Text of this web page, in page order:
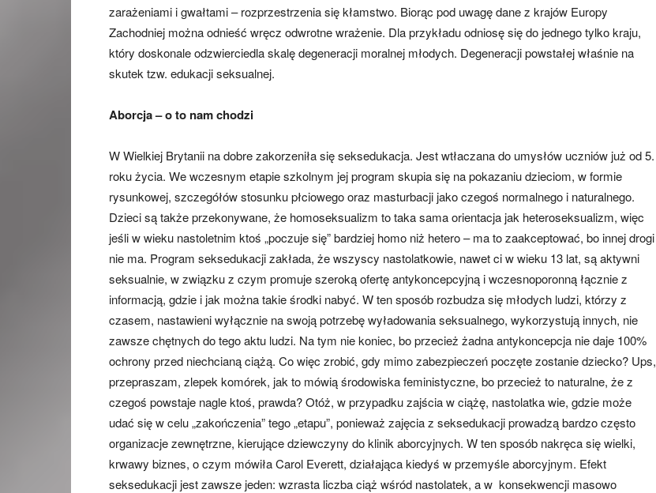
zarażeniami i gwałtami – rozprzestrzenia się kłamstwo. Biorąc pod uwagę dane z krajów Europy
Zachodniej można odnieść wręcz odwrotne wrażenie. Dla przykładu odniosę się do jednego tylko kraju,
który doskonale odzwierciedla skalę degeneracji moralnej młodych. Degeneracji powstałej właśnie na
skutek tzw. edukacji seksualnej.
Aborcja – o to nam chodzi
W Wielkiej Brytanii na dobre zakorzeniła się seksedukacja. Jest wtłaczana do umysłów uczniów już od 5.
roku życia. We wczesnym etapie szkolnym jej program skupia się na pokazaniu dzieciom, w formie
rysunkowej, szczegółów stosunku płciowego oraz masturbacji jako czegoś normalnego i naturalnego.
Dzieci są także przekonywane, że homoseksualizm to taka sama orientacja jak heteroseksualizm, więc
jeśli w wieku nastoletnim ktoś „poczuje się” bardziej homo niż hetero – ma to zaakceptować, bo innej drogi
nie ma. Program seksedukacji zakłada, że wszyscy nastolatkowie, nawet ci w wieku 13 lat, są aktywni
seksualnie, w związku z czym promuje szeroką ofertę antykoncepcyjną i wczesnoporonną łącznie z
informacją, gdzie i jak można takie środki nabyć. W ten sposób rozbudza się młodych ludzi, którzy z
czasem, nastawieni wyłącznie na swoją potrzebę wyładowania seksualnego, wykorzystują innych, nie
zawsze chętnych do tego aktu ludzi. Na tym nie koniec, bo przecież żadna antykoncepcja nie daje 100%
ochrony przed niechcianą ciążą. Co więc zrobić, gdy mimo zabezpieczeń poczęte zostanie dziecko? Ups,
przepraszam, zlepek komórek, jak to mówią środowiska feministyczne, bo przecież to naturalne, że z
czegoś powstaje nagle ktoś, prawda? Otóż, w przypadku zajścia w ciążę, nastolatka wie, gdzie może
udać się w celu „zakończenia” tego „etapu”, ponieważ zajęcia z seksedukacji prowadzą bardzo często
organizacje zewnętrzne, kierujące dziewczyny do klinik aborcyjnych. W ten sposób nakręca się wielki,
krwawy biznes, o czym mówiła Carol Everett, działająca kiedyś w przemyśle aborcyjnym. Efekt
seksedukacji jest zawsze jeden: wzrasta liczba ciąż wśród nastolatek, a w konsekwencji masowo